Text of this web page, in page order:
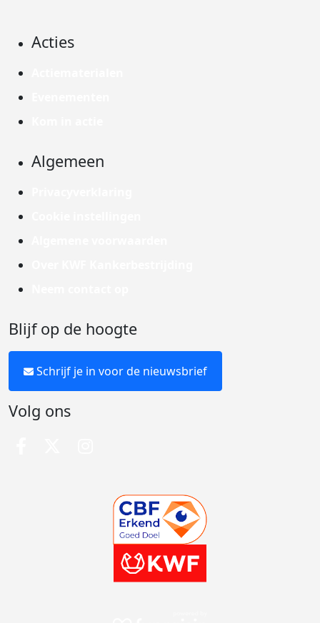
Acties
Algemeen
Blijf op de hoogte
Schrijf je in voor de nieuwsbrief
Volg ons